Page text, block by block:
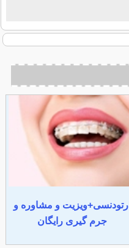
ارتودنسی+ویزیت و مشاوره و
جرم گیری رایگان